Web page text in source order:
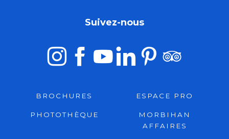
Suivez-nous
BROCHURES ESPACE PRO
PHOTOTHÈQUE
MORBIHAN
AFFAIRES